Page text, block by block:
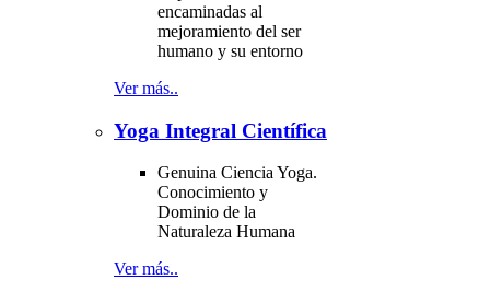
encaminadas al
mejoramiento del ser
humano y su entorno
Ver más..
Yoga Integral Científica
Genuina Ciencia Yoga.
Conocimiento y
Dominio de la
Naturaleza Humana
Ver más..